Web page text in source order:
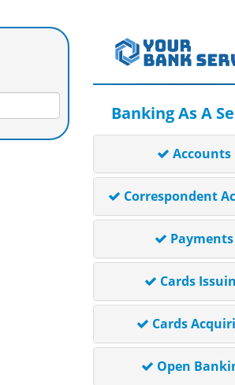
Banking As A
Accounts
Correspondent
Payments
Cards
Cards
Open